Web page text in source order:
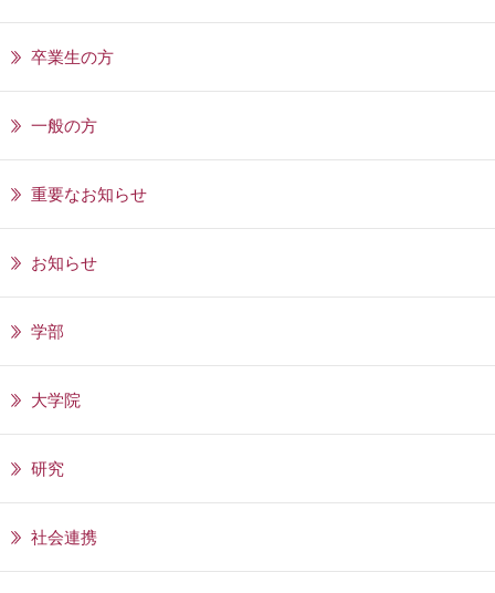
卒業生の方
一般の方
重要なお知らせ
お知らせ
学部
大学院
研究
社会連携